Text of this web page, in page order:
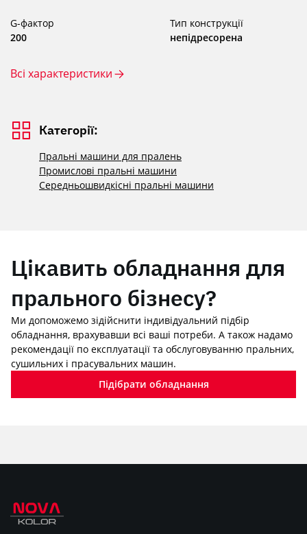
G-фактор
200
Тип конструкції
непідресорена
Всі характеристики
Категорії:
Пральні машини для пралень
Промислові пральні машини
Середньошвидкісні пральні машини
Цікавить обладнання для
прального бізнесу?
Ми допоможемо зідійснити індивідуальний підбір
обладнання, врахувавши всі ваші потреби. А також надамо
рекомендації по експлуатації та обслуговуванню пральних,
сушильних і прасувальних машин.
Підібрати обладнання